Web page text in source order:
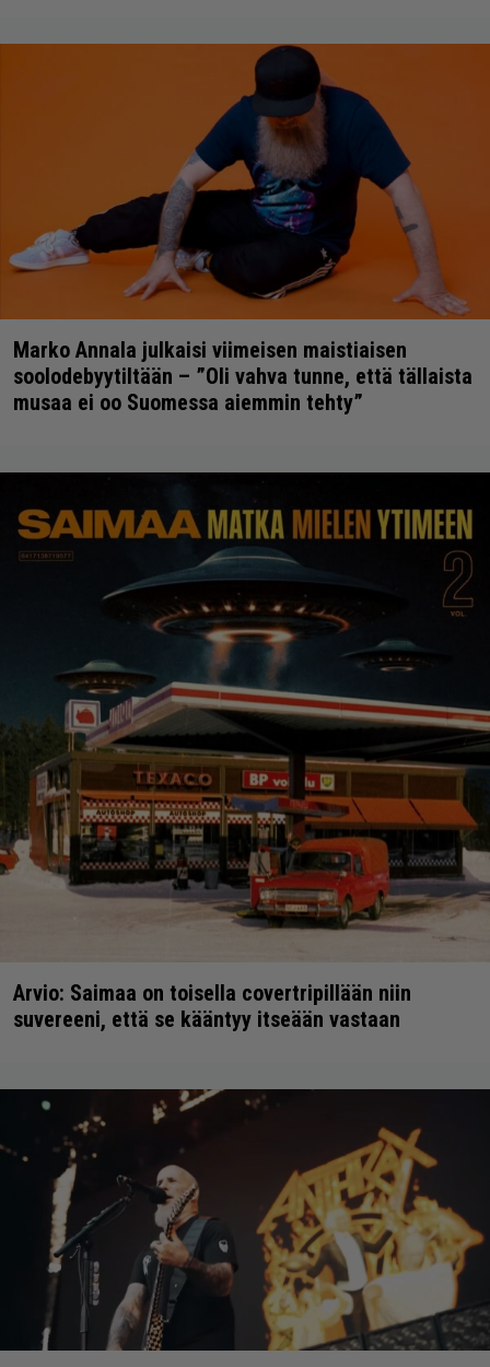
Marko Annala julkaisi viimeisen maistiaisen
soolodebyytiltään – ”Oli vahva tunne, että tällaista
musaa ei oo Suomessa aiemmin tehty”
Arvio: Saimaa on toisella covertripillään niin
suvereeni, että se kääntyy itseään vastaan